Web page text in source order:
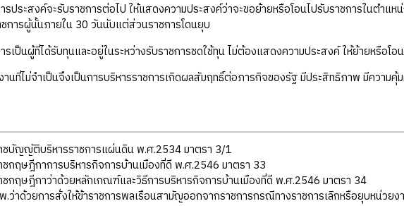
ประสงค์จะรับราชการต่อไป ให้แสดงความประสงค์ว่าจะขอย้ายหรือโอนไปรับราชการในตำแห
ชการผู้นั้นภายใน 30 วันนับแต่ส่วนราชการโดนยุบ
เป็นผู้ที่ได้รับทุนและอยู่ในระหว่างรับราชการชดใช้ทุน ไม่ต้องแสดงความประสงค์ ให้ย้ายหรือโ
นที่ไม่จำเป็นจึงเป็นการบริหารราชการเกิดผลสัมฤทธิ์ต่อภารกิจของรัฐ มีประสิทธิภาพ มีความคุ้
ชบัญญัติบริหารราชการแผ่นดิน พ.ศ.2534 มาตรา 3/1
ชกฤษฎีกาการบริหารกิจการบ้านเมืองที่ดี พ.ศ.2546 มาตรา 33
ชกฤษฎีกาว่าด้วยหลักเกณฑ์และวิธีการบริหารกิจการบ้านเมืองที่ดี พ.ศ.2546 มาตรา 34
.ว่าด้วยการสั่งให้ข้าราชการพลเรือนสามัญออกจากราชการกรณีทางราชการเลิกหรือยุบหน่วย